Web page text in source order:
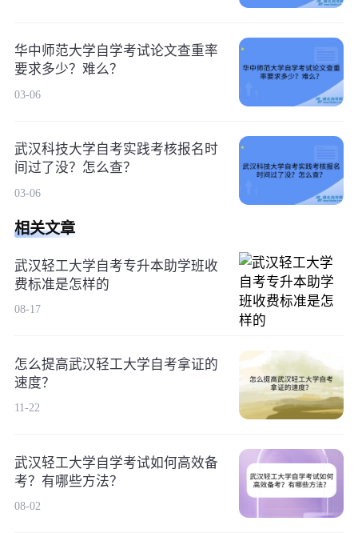
华中师范大学自学考试论文查重率
要求多少？难么？
03-06
武汉科技大学自考实践考核报名时
间过了没？怎么查？
03-06
相关文章
武汉轻工大学自考专升本助学班收
费标准是怎样的
08-17
怎么提高武汉轻工大学自考拿证的
速度？
11-22
武汉轻工大学自学考试如何高效备
考？有哪些方法？
08-02